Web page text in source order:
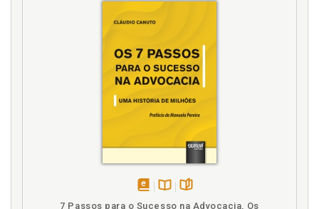
sistema integrado de derechos fundamentales, p.
"Solidaridad a la carta": una nueva "contradictio in
Superar el celo estatal a ceder competencias del
"corazón de la soberanía", p. 231
TFUE. Ratificar el TUE y el TFUE por procedimientos
Disponível
páginas
7 Passos para o Sucesso na Advocacia, Os